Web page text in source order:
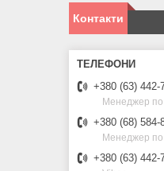
Контакти
+380 (63) 442-
Менеджер
+380 (68) 584-
Менеджер
+380 (63) 442-